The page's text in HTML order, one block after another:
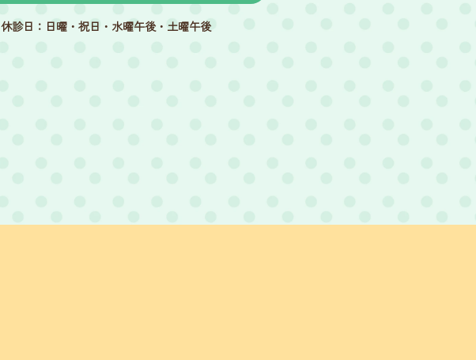
休診日：日曜・祝日・水曜午後・土曜午後